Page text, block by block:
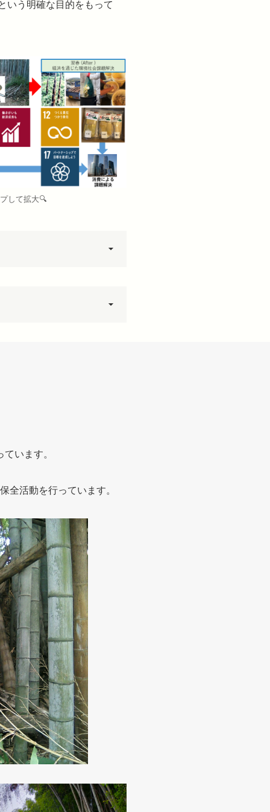
いう明確な目的をもって
して拡大🔍
います。
全活動を行っています。